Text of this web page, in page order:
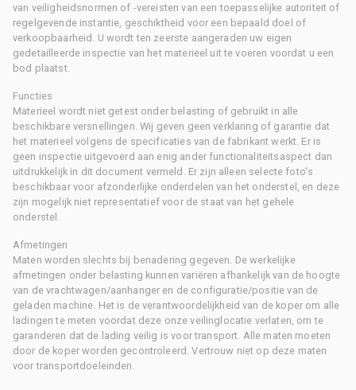
van veiligheidsnormen of -vereisten van een toepasselijke autoriteit of
regelgevende instantie, geschiktheid voor een bepaald doel of
verkoopbaarheid. U wordt ten zeerste aangeraden uw eigen
gedetailleerde inspectie van het materieel uit te voeren voordat u een
bod plaatst.
Functies
Materieel wordt niet getest onder belasting of gebruikt in alle
beschikbare versnellingen. Wij geven geen verklaring of garantie dat
het materieel volgens de specificaties van de fabrikant werkt. Er is
geen inspectie uitgevoerd aan enig ander functionaliteitsaspect dan
uitdrukkelijk in dit document vermeld. Er zijn alleen selecte foto's
beschikbaar voor afzonderlijke onderdelen van het onderstel, en deze
zijn mogelijk niet representatief voor de staat van het gehele
onderstel.
Afmetingen
Maten worden slechts bij benadering gegeven. De werkelijke
afmetingen onder belasting kunnen variëren afhankelijk van de hoogte
van de vrachtwagen/aanhanger en de configuratie/positie van de
geladen machine. Het is de verantwoordelijkheid van de koper om alle
ladingen te meten voordat deze onze veilinglocatie verlaten, om te
garanderen dat de lading veilig is voor transport. Alle maten moeten
door de koper worden gecontroleerd. Vertrouw niet op deze maten
voor transportdoeleinden.